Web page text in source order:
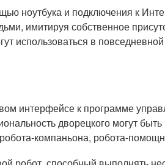
ноутбука и подключения к
имитируя собственное
использоваться в
интерфейсе к программе
дворецкого могут
компаньона, робота-